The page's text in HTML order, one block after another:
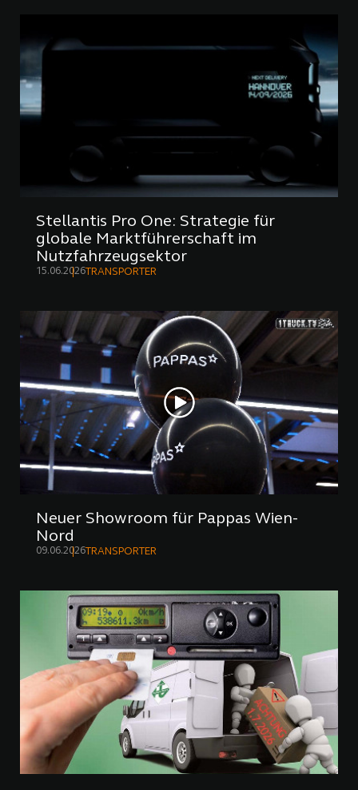
Stellantis Pro One: Strategie für
globale Marktführerschaft im
Nutzfahrzeugsektor
15.06.2026 TRANSPORTER
Neuer Showroom für Pappas Wien-
Nord
09.06.2026 TRANSPORTER